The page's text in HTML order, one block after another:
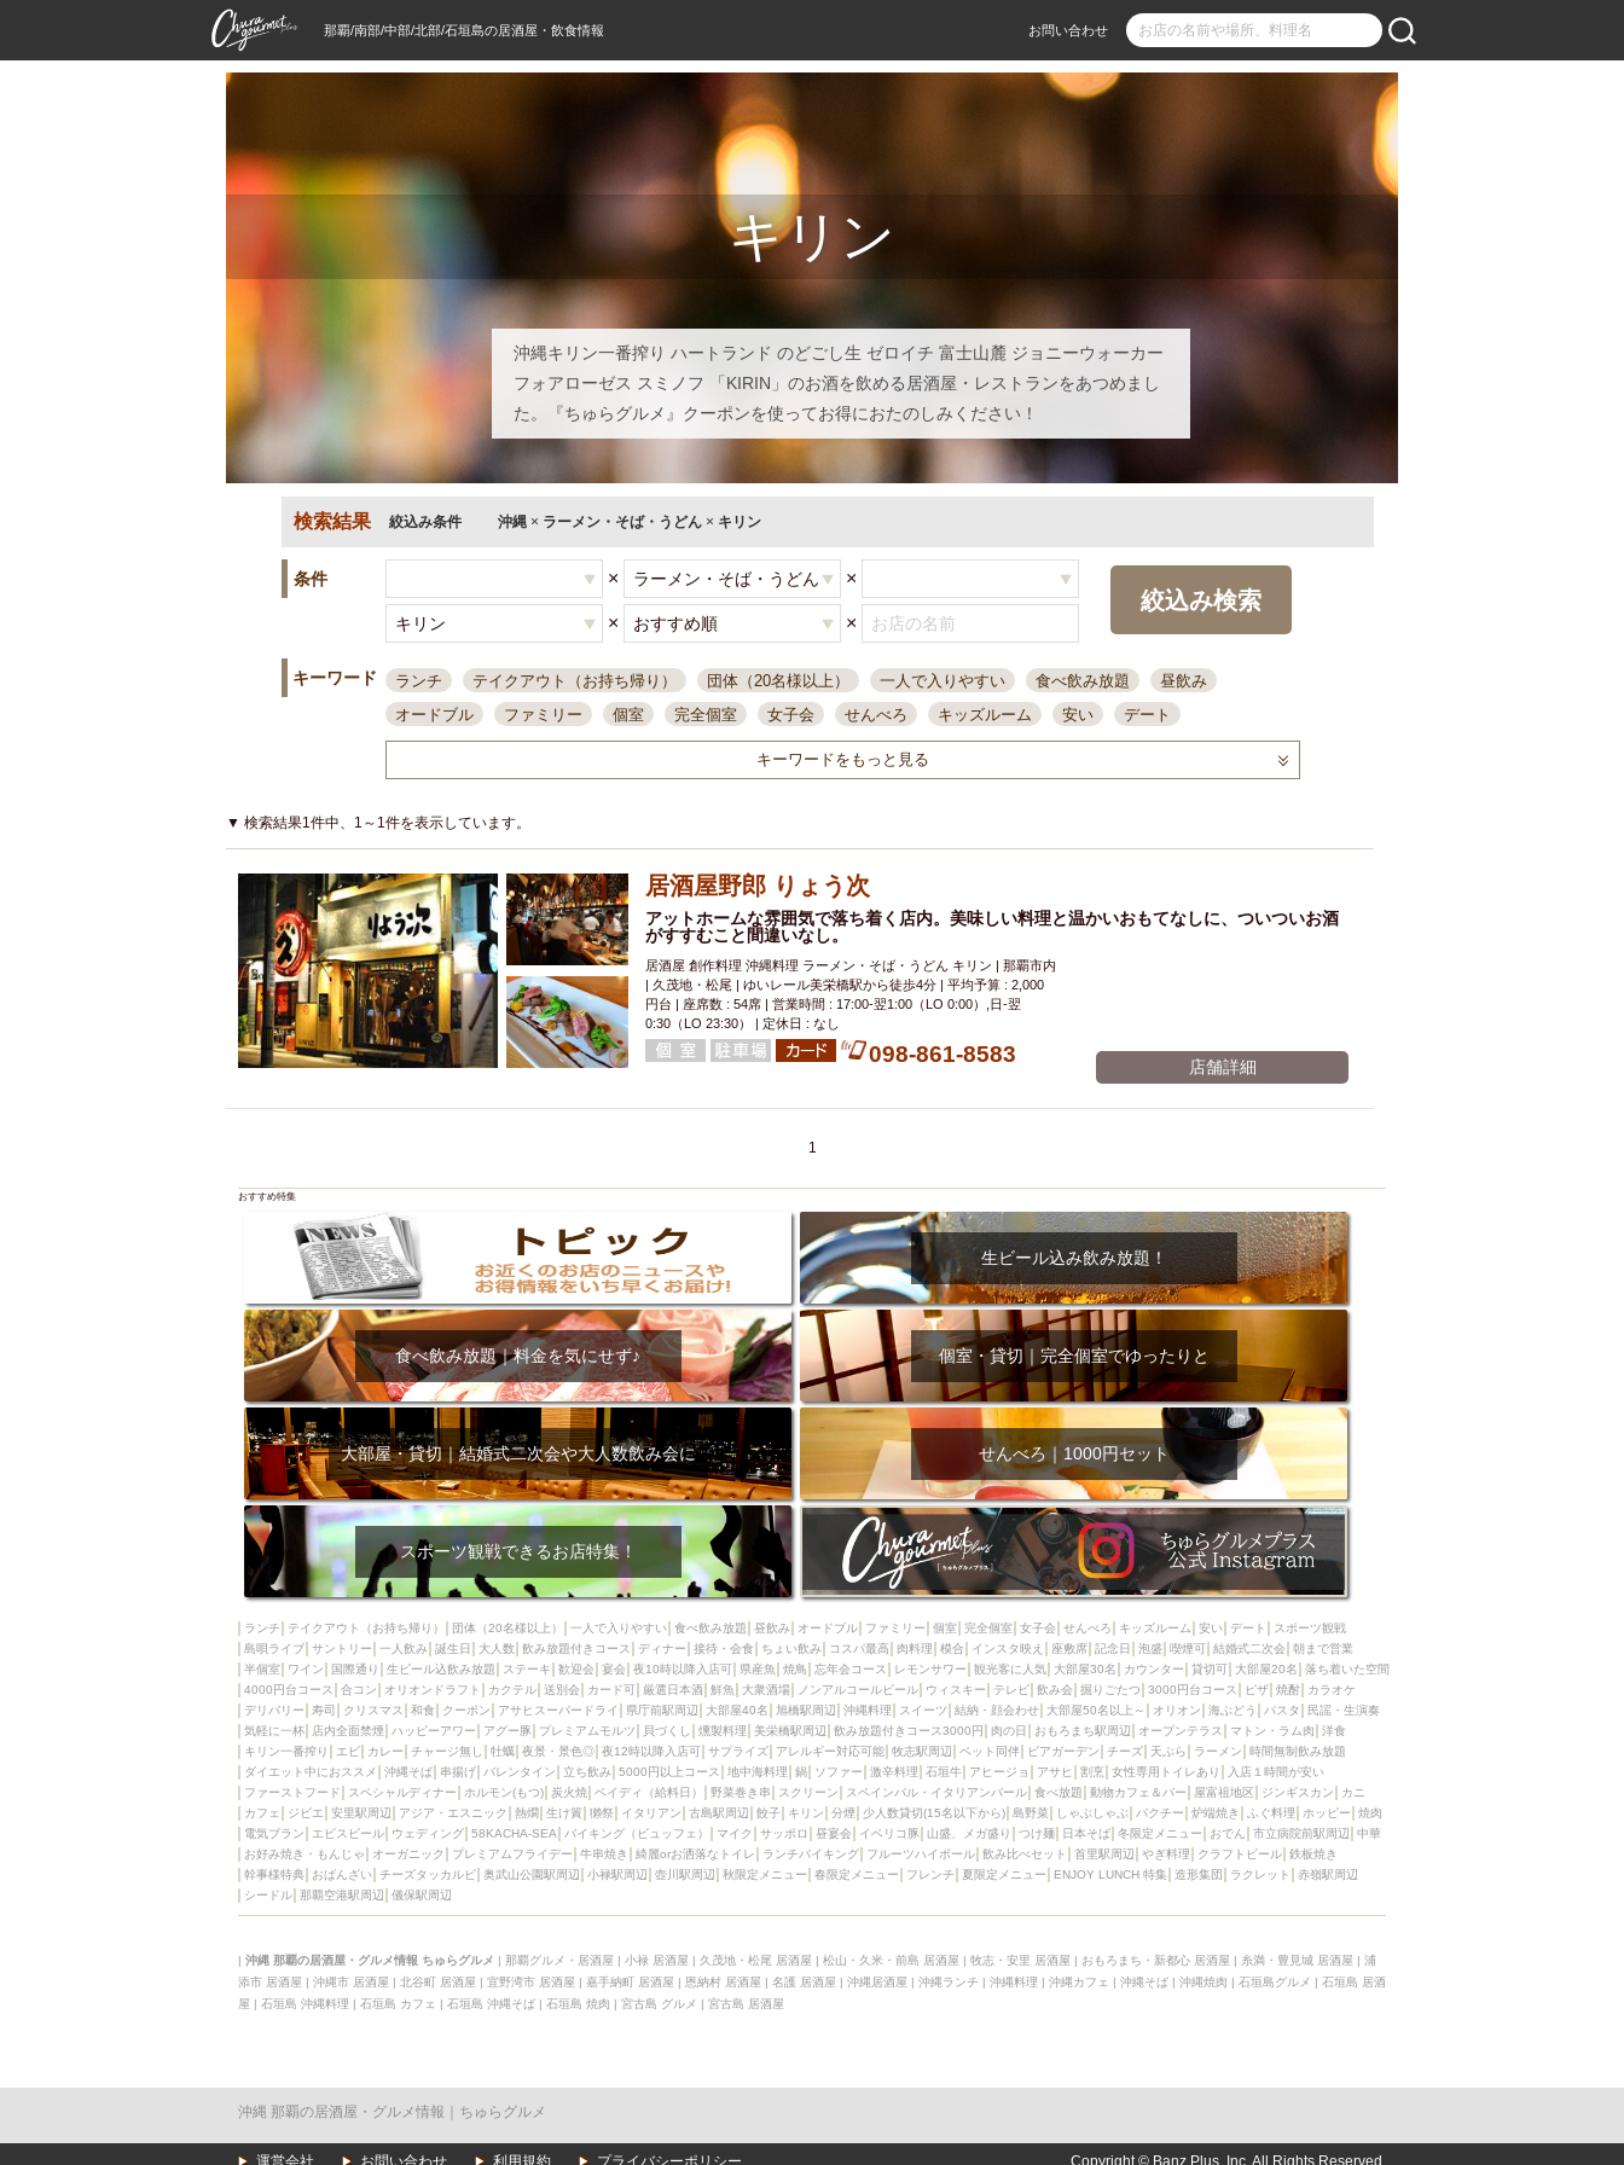
那覇/南部/中部/北部/石垣島の居酒屋・飲食情報 お問い合わせ
キリン
沖縄キリン一番搾り ハートランド のどごし生 ゼロイチ 富士山麓 ジョニーウォーカー
フォアローゼス スミノフ 「KIRIN」のお酒を飲める居酒屋・レストランをあつめまし
た。『ちゅらグルメ』クーポンを使ってお得におたのしみください！
検索結果 絞込み条件 沖縄 × ラーメン・そば・うどん × キリン
条件 × ×
× ×
絞込み検索
キーワード ランチ テイクアウト（お持ち帰り） 団体（20名様以上） 一人で入りやすい 食べ飲み放題
昼飲み
オードブル
ファミリー 個室 完全個室 女子会 せんべろ キッズルーム 安い
デート
一人飲み 誕生日 大人数
接待・会食
ちょい飲み コスパ最高 肉料理 模合 インスタ映え 座敷席 記念日 泡盛
喫煙可
結婚式二次会
夜10時以降入店可
県産魚 焼鳥 忘年会コース レモンサワー 観光客に人気 大部屋30名
カウンター
貸切可
大部屋20名 落ち着いた空間 4000円台コース 合コン
カード可
厳選日本酒 鮮魚 大衆酒場 ノンアルコールビール ウィスキー テレビ 飲み会
掘りごたつ
3000円台コース
ピザ 焼酎
アサヒスーパードライ
県庁前駅周辺 大部屋40名 旭橋駅周辺 沖縄料理 スイーツ
大部屋50名以上～
オリオン 海ぶどう パスタ 民謡・生演奏
ハッピーアワー
アグー豚 プレミアムモルツ 貝づくし 燻製料理
美栄橋駅周辺
マトン・ラム肉
洋食
ビアガーデン
ダイエット中におススメ
沖縄そば 串揚げ バレンタイン 立ち飲み 5000円以上コース 地中海料理
鍋
ソファー
石垣牛 アサヒ 割烹 女性専用トイレあり
入店１時間が安い
ファーストフード
スペシャルディナー ホルモン(もつ) 炭火焼 ペイディ（給料日）
野菜巻き串
スクリーン
スペインバル・イタリアンバール 食べ放題 動物カフェ＆バー 屋富祖地区
ジンギスカン
カニ
カフェ ジビエ 安里駅周辺 アジア・エスニック 熱燗 生け簀 獺祭 イタリアン
古島駅周辺
餃子
キリン 分煙 少人数貸切(15名以下から) 島野菜 しゃぶしゃぶ パクチー 炉端焼き
ふぐ料理
ホッピー
焼肉 電気ブラン エビスビール ウェディング 58KACHA-SEA
バイキング（ビュッフェ）
マイク
サッポロ 昼宴会 イベリコ豚 山盛、メガ盛り つけ麺 日本そば 冬限定メニュー
おでん
市立病院前駅周辺
中華 お好み焼き・もんじゃ オーガニック プレミアムフライデー
牛串焼き
綺麗orお洒落なトイレ
ランチバイキング フルーツハイボール 飲み比べセット 首里駅周辺
やぎ料理
クラフトビール
鉄板焼き 幹事様特典 おばんざい チーズタッカルビ 奥武山公園駅周辺
小禄駅周辺
壺川駅周辺
秋限定メニュー 春限定メニュー フレンチ 夏限定メニュー ENJOY LUNCH 特集
造形集団
ラクレット
赤嶺駅周辺 シードル 那覇空港駅周辺 儀保駅周辺
キーワードをもっと見る
▼ 検索結果1件中、1～1件を表示しています。
居酒屋野郎 りょう次
アットホームな雰囲気で落ち着く店内。美味しい料理と温かいおもてなしに、ついついお酒
がすすむこと間違いなし。
居酒屋 創作料理 沖縄料理 ラーメン・そば・うどん キリン | 那覇市内
| 久茂地・松尾 | ゆいレール美栄橋駅から徒歩4分 | 平均予算 : 2,000
円台 | 座席数 : 54席 | 営業時間 : 17:00-翌1:00（LO 0:00）,日-翌
0:30（LO 23:30） | 定休日 : なし
098-861-8583 店舗詳細
1
おすすめ特集
生ビール込み飲み放題！
食べ飲み放題｜料金を気にせず♪ 個室・貸切｜完全個室でゆったりと
大部屋・貸切｜結婚式二次会や大人数飲み会に せんべろ｜1000円セット
スポーツ観戦できるお店特集！
ランチ テイクアウト（お持ち帰り） 団体（20名様以上） 一人で入りやすい 食べ飲み放題 昼飲み オードブル ファミリー 個室 完全個室 女子会 せんべろ キッズルーム 安い デート
スポーツ観戦
島唄ライブ サントリー 一人飲み 誕生日 大人数 飲み放題付きコース ディナー 接待・会食 ちょい飲み コスパ最高 肉料理 模合 インスタ映え 座敷席 記念日 泡盛 喫煙可 結婚式二次会 朝まで営業
半個室
ワイン 国際通り 生ビール込飲み放題 ステーキ 歓迎会 宴会 夜10時以降入店可 県産魚 焼鳥 忘年会コース レモンサワー 観光客に人気 大部屋30名 カウンター 貸切可 大部屋20名
落ち着いた空間
4000円台コース
合コン オリオンドラフト カクテル 送別会 カード可 厳選日本酒 鮮魚 大衆酒場 ノンアルコールビール ウィスキー テレビ 飲み会 掘りごたつ 3000円台コース ピザ 焼酎
カラオケ
デリバリー
寿司 クリスマス 和食 クーポン アサヒスーパードライ 県庁前駅周辺 大部屋40名 旭橋駅周辺 沖縄料理 スイーツ 結納・顔会わせ 大部屋50名以上～ オリオン 海ぶどう パスタ
民謡・生演奏
気軽に一杯
店内全面禁煙 ハッピーアワー アグー豚 プレミアムモルツ 貝づくし 燻製料理 美栄橋駅周辺 飲み放題付きコース3000円 肉の日 おもろまち駅周辺 オープンテラス マトン・ラム肉
洋食
キリン一番搾り
エビ カレー チャージ無し 牡蠣 夜景・景色◎ 夜12時以降入店可 サプライズ アレルギー対応可能 牧志駅周辺 ペット同伴 ビアガーデン チーズ 天ぷら ラーメン
時間無制飲み放題
ダイエット中におススメ
沖縄そば 串揚げ バレンタイン 立ち飲み 5000円以上コース 地中海料理 鍋 ソファー 激辛料理 石垣牛 アヒージョ アサヒ 割烹 女性専用トイレあり
入店１時間が安い
ファーストフード
スペシャルディナー ホルモン(もつ) 炭火焼 ペイディ（給料日） 野菜巻き串 スクリーン スペインバル・イタリアンバール 食べ放題 動物カフェ＆バー 屋富祖地区 ジンギスカン
カニ
カフェ
ジビエ 安里駅周辺 アジア・エスニック 熱燗 生け簀 獺祭 イタリアン 古島駅周辺 餃子 キリン 分煙 少人数貸切(15名以下から) 島野菜 しゃぶしゃぶ パクチー 炉端焼き ふぐ料理 ホッピー
焼肉
電気ブラン
エビスビール ウェディング 58KACHA-SEA バイキング（ビュッフェ） マイク サッポロ 昼宴会 イベリコ豚 山盛、メガ盛り つけ麺 日本そば 冬限定メニュー おでん 市立病院前駅周辺
中華
お好み焼き・もんじゃ
オーガニック プレミアムフライデー 牛串焼き 綺麗orお洒落なトイレ ランチバイキング フルーツハイボール 飲み比べセット 首里駅周辺 やぎ料理 クラフトビール 鉄板焼き
幹事様特典
おばんざい チーズタッカルビ 奥武山公園駅周辺 小禄駅周辺 壺川駅周辺 秋限定メニュー 春限定メニュー フレンチ 夏限定メニュー ENJOY LUNCH 特集 造形集団 ラクレット
赤嶺駅周辺
シードル 那覇空港駅周辺 儀保駅周辺
| 沖縄 那覇の居酒屋・グルメ情報 ちゅらグルメ | 那覇グルメ・居酒屋 | 小禄 居酒屋 | 久茂地・松尾 居酒屋 | 松山・久米・前島 居酒屋 | 牧志・安里 居酒屋 | おもろまち・新都心 居酒屋 | 糸満・豊見城 居酒屋 | 浦
添市 居酒屋 | 沖縄市 居酒屋 | 北谷町 居酒屋 | 宜野湾市 居酒屋 | 嘉手納町 居酒屋 | 恩納村 居酒屋 | 名護 居酒屋 | 沖縄居酒屋 | 沖縄ランチ | 沖縄料理 | 沖縄カフェ | 沖縄そば | 沖縄焼肉 | 石垣島グルメ | 石垣島 居酒
屋 | 石垣島 沖縄料理 | 石垣島 カフェ | 石垣島 沖縄そば | 石垣島 焼肉 | 宮古島 グルメ | 宮古島 居酒屋
沖縄 那覇の居酒屋・グルメ情報｜ちゅらグルメ
運営会社 お問い合わせ 利用規約 プライバシーポリシー Copyright © Banz Plus, Inc. All Rights Reserved.